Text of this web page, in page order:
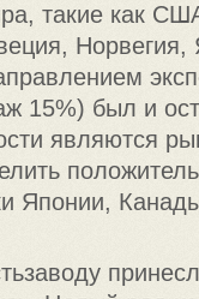
такие как
Норвегия,
15%) был и
являются
Японии,